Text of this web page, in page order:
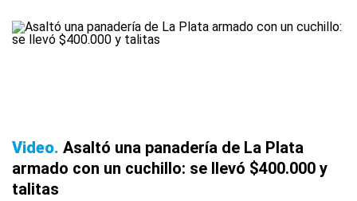
Video Asaltó una panadería de La Plata
armado con un cuchillo: se llevó $400.000 y
talitas